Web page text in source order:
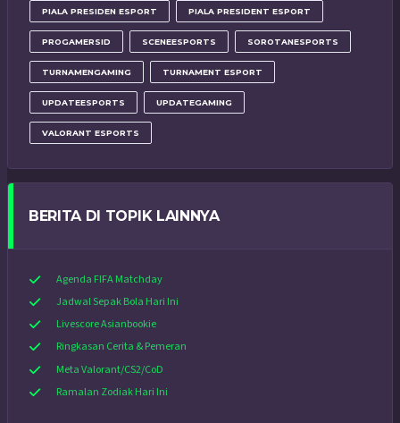
PIALA PRESIDEN ESPORT PIALA PRESIDENT ESPORT
PROGAMERSID SCENEESPORTS SOROTANESPORTS
TURNAMENGAMING TURNAMENT ESPORT
UPDATEESPORTS UPDATEGAMING
VALORANT ESPORTS
BERITA DI TOPIK LAINNYA
Agenda FIFA Matchday
Jadwal Sepak Bola Hari Ini
Livescore Asianbookie
Ringkasan Cerita & Pemeran
Meta Valorant/CS2/CoD
Ramalan Zodiak Hari Ini